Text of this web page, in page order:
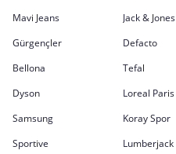
Mavi Jeans
Jack & Jones
Gürgençler
Defacto
Bellona
Tefal
Dyson
Loreal Paris
Samsung
Koray Spor
Sportive
Lumberjack